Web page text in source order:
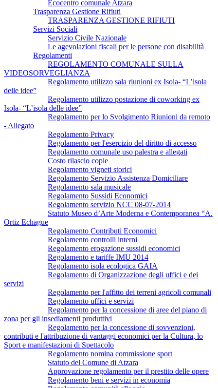
Ecocentro comunale Atzara
Trasparenza Gestione Rifiuti
TRASPARENZA GESTIONE RIFIUTI
Servizi Sociali
Servizio Civile Nazionale
Le agevolazioni fiscali per le persone con disabilità
Regolamenti
REGOLAMENTO COMUNALE SULLA
VIDEOSORVEGLIANZA
Regolamento utilizzo sala riunioni ex Isola- “L’isola
delle idee”
Regolamento utilizzo postazione di coworking ex
Isola- “L’isola delle idee”
Regolamento per lo Svolgimento Riunioni da remoto
- Allegato
Regolamento Privacy
Regolamento per l'esercizio del diritto di accesso
Regolamento comunale uso palestra e allegati
Costo rilascio copie
Regolamento vigneti storici
Regolamento Servizio Assistenza Domiciliare
Regolamento sala musicale
Regolamento Sussidi Economici
Regolamento servizio NCC 08-07-2014
Statuto Museo d’Arte Moderna e Contemporanea “A.
Ortiz Echague
Regolamento Contributi Economici
Regolamento controlli interni
Regolamento erogazione sussidi economici
Regolamento e tariffe IMU 2014
Regolamento isola ecologica GAIA
Regolamento di Organizzazione degli uffici e dei
servizi
Regolamento per l'affitto dei terreni agricoli comunali
Regolamento uffici e servizi
Regolamento per la concessione di aree del piano di
zona per gli insediamenti produttivi
Regolamento per la concessione di sovvenzioni,
contributi e l'attribuzione di vantaggi economici per la Cultura, lo
Sport e manifestazioni di Spettacolo
Regolamento nomina commissione sport
Statuto del Comune di Atzara
Approvazione regolamento per il prestito delle opere
Regolamento beni e servizi in economia